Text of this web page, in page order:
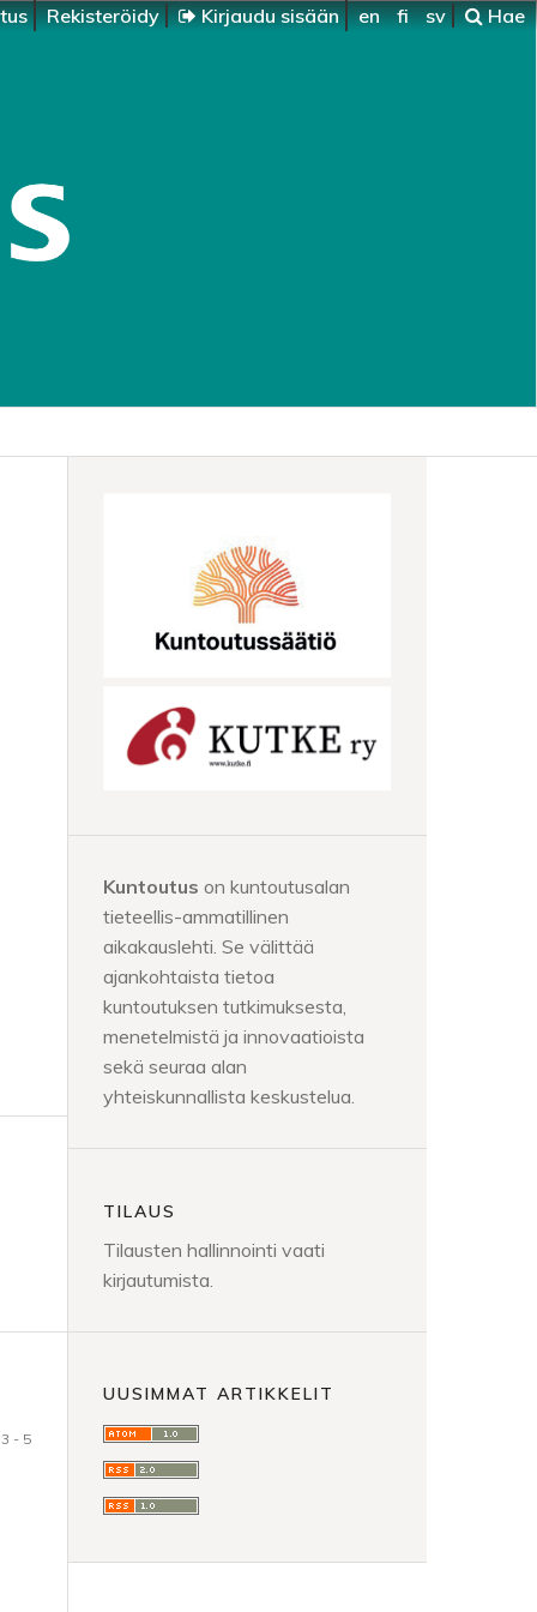
Rekisteröidy Kirjaudu sisään en fi sv Hae
3 - 5
Kuntoutus on kuntoutusalan
tieteellis-ammatillinen
aikakauslehti. Se välittää
ajankohtaista tietoa
kuntoutuksen tutkimuksesta,
menetelmistä ja innovaatioista
sekä seuraa alan
yhteiskunnallista keskustelua.
TILAUS
Tilausten hallinnointi vaati
kirjautumista.
UUSIMMAT ARTIKKELIT